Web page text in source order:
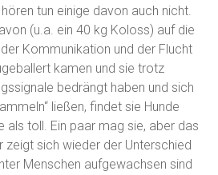
tun einige davon auch nicht.
(u.a. ein 40 kg Koloss) auf die
Kommunikation und der Flucht
kamen und sie trotz
bedrängt haben und sich
ließen, findet sie Hunde
als toll. Ein paar mag sie, aber das
zeigt sich wieder der Unterschied
Menschen aufgewachsen sind